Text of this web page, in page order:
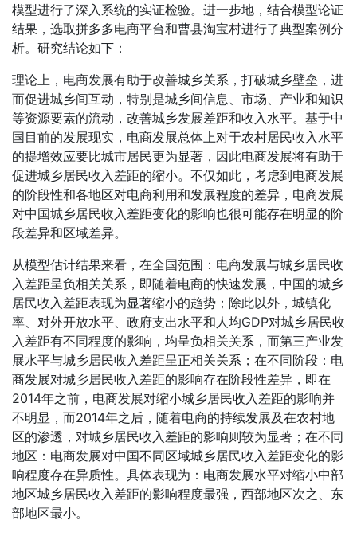
模型进行了深入系统的实证检验。进一步地，结合模型论证
结果，选取拼多多电商平台和曹县淘宝村进行了典型案例分
析。研究结论如下：
理论上，电商发展有助于改善城乡关系，打破城乡壁垒，进
而促进城乡间互动，特别是城乡间信息、市场、产业和知识
等资源要素的流动，改善城乡发展差距和收入水平。基于中
国目前的发展现实，电商发展总体上对于农村居民收入水平
的提增效应要比城市居民更为显著，因此电商发展将有助于
促进城乡居民收入差距的缩小。不仅如此，考虑到电商发展
的阶段性和各地区对电商利用和发展程度的差异，电商发展
对中国城乡居民收入差距变化的影响也很可能存在明显的阶
段差异和区域差异。
从模型估计结果来看，在全国范围：电商发展与城乡居民收
入差距呈负相关关系，即随着电商的快速发展，中国的城乡
居民收入差距表现为显著缩小的趋势；除此以外，城镇化
率、对外开放水平、政府支出水平和人均GDP对城乡居民收
入差距有不同程度的影响，均呈负相关关系，而第三产业发
展水平与城乡居民收入差距呈正相关关系；在不同阶段：电
商发展对城乡居民收入差距的影响存在阶段性差异，即在
2014年之前，电商发展对缩小城乡居民收入差距的影响并
不明显，而2014年之后，随着电商的持续发展及在农村地
区的渗透，对城乡居民收入差距的影响则较为显著；在不同
地区：电商发展对中国不同区域城乡居民收入差距变化的影
响程度存在异质性。具体表现为：电商发展水平对缩小中部
地区城乡居民收入差距的影响程度最强，西部地区次之、东
部地区最小。